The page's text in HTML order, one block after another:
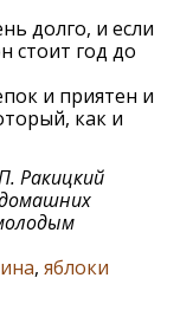
долго, и если
стоит год до
и приятен и
как и
Ракицкий
, яблоки